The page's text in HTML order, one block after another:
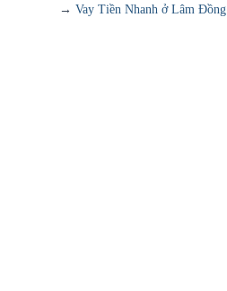
→ Vay Tiền Nhanh ở Lâm Đồng